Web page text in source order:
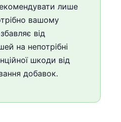
лише
вашому
від
на непотрібні
шкоди від
добавок.